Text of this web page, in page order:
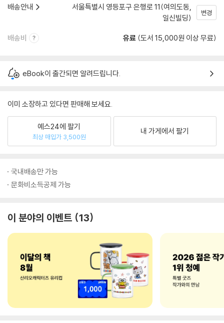
배송안내
서울특별시 영등포구 은행로 11(여의도동,
일신빌딩)
변경
배송비 유료 (도서 15,000원 이상 무료)
eBook이 출간되면 알려드립니다.
이미 소장하고 있다면 판매해 보세요.
예스24에 팔기
최상 매입가 3,500원
내 가게에서 팔기
국내배송만 가능
문화비소득공제 가능
이 분야의 이벤트 13